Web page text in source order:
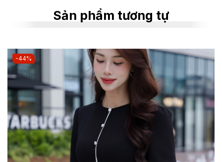
Sản phẩm tương tự
-44%